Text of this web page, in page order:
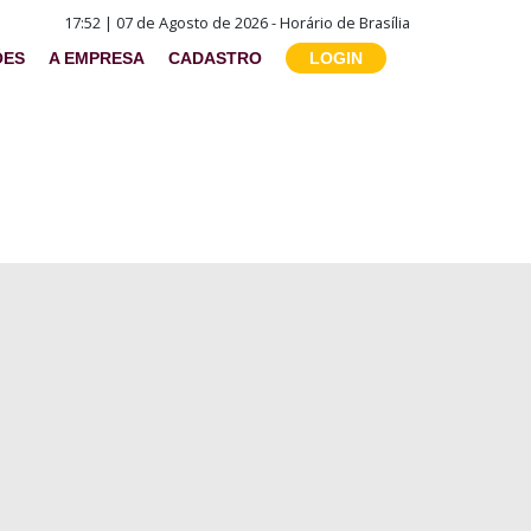
17:52 | 07 de Agosto de 2026 - Horário de Brasília
A EMPRESA CADASTRO LOGIN